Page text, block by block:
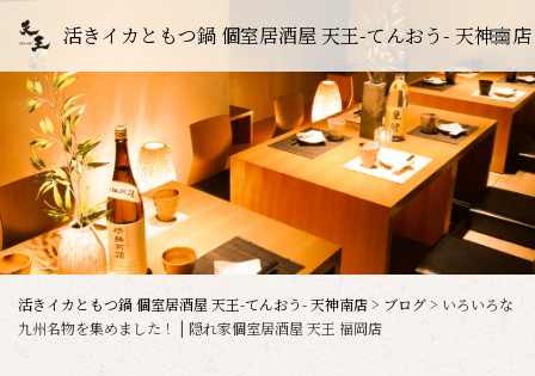
活きイカともつ鍋 個室居酒屋 天王-てんおう- 天神南店
活きイカともつ鍋 個室居酒屋 天王-てんおう- 天神南店> ブログ> いろいろな
九州名物を集めました！ | 隠れ家個室居酒屋 天王 福岡店